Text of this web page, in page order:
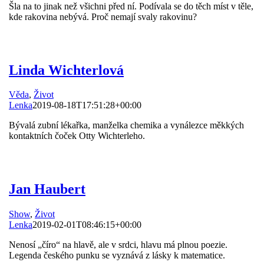
Šla na to jinak než všichni před ní. Podívala se do těch míst v těle,
kde rakovina nebývá. Proč nemají svaly rakovinu?
Linda Wichterlová
Věda, Život
Lenka2019-08-18T17:51:28+00:00
Bývalá zubní lékařka, manželka chemika a vynálezce měkkých
kontaktních čoček Otty Wichterleho.
Jan Haubert
Show, Život
Lenka2019-02-01T08:46:15+00:00
Nenosí „číro“ na hlavě, ale v srdci, hlavu má plnou poezie.
Legenda českého punku se vyznává z lásky k matematice.